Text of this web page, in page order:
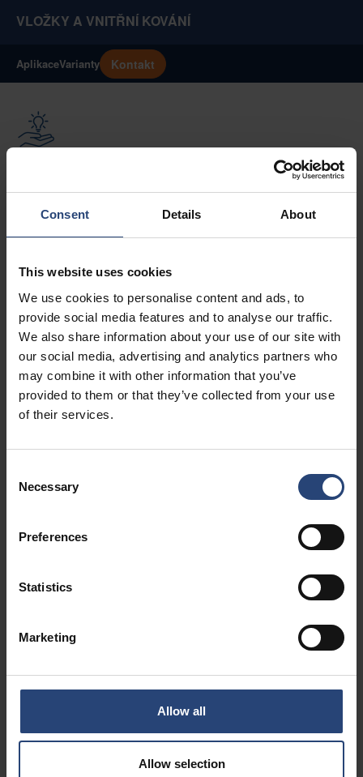
Consent Details About
This website uses cookies
We use cookies to personalise content and ads, to
provide social media features and to analyse our traffic.
We also share information about your use of our site with
our social media, advertising and analytics partners who
may combine it with other information that you’ve
provided to them or that they’ve collected from your use
of their services.
Selection
Necessary
Preferences
Statistics
Marketing
Allow all
Allow selection
VLOŽKY A VNITŘNÍ KOVÁNÍ
AplikaceVarianty Kontakt
Vložky a vnitřní tvarovky lze navrhnout tak, aby nabývaly
různých tvarů a co nejefektivněji přizpůsobovaly
standardizovaná řešení vnějších obalů konkrétním
Široký výběr materiálů
V závislosti na požadavcích mohou být vložky a vnitřní
kování vyrobeny z široké škály materiálů od plastů přes
vlnitou lepenku až po dřevěné kování.
Zkonstruováno a testováno
vnitřní kování tak, aby splňovaly požadavky zákazníků na
Vložky do obalů a
vnitřní kování na
zakázku